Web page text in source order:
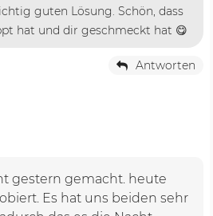
guten Lösung. Schön, dass
hat und dir geschmeckt hat 😋
Antworten
gestern gemacht. heute
Es hat uns beiden sehr